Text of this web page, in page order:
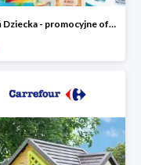
Dzień Dziecka - promocyjne oferty dla najmłodszych